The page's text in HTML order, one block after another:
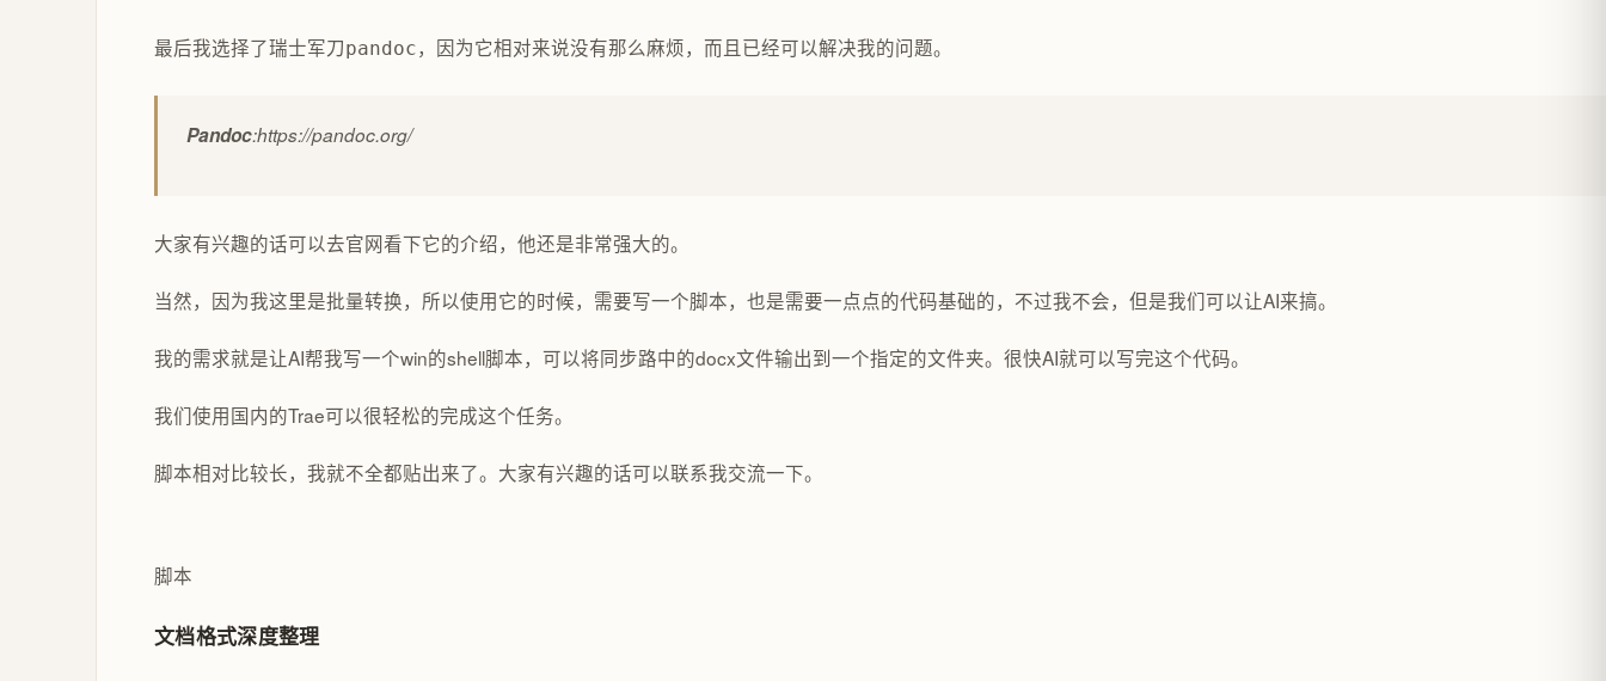
最后我选择了瑞士军刀pandoc，因为它相对来说没有那么麻烦，而且已经可以解决我的问题。
Pandoc:https://pandoc.org/
大家有兴趣的话可以去官网看下它的介绍，他还是非常强大的。
当然，因为我这里是批量转换，所以使用它的时候，需要写一个脚本，也是需要一点点的代码基础的，不过我不会，但是我们可以让AI来搞。
我的需求就是让AI帮我写一个win的shell脚本，可以将同步路中的docx文件输出到一个指定的文件夹。很快AI就可以写完这个代码。
我们使用国内的Trae可以很轻松的完成这个任务。
脚本相对比较长，我就不全都贴出来了。大家有兴趣的话可以联系我交流一下。
脚本
文档格式深度整理